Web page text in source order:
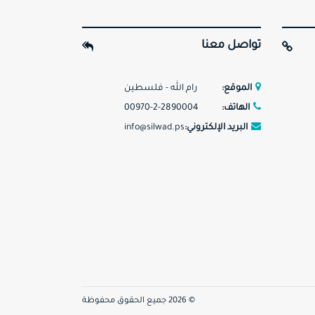
تواصل معنا
الموقع:
رام الله - فلسطين
الهاتف:
00970-2-2890004
البريد الإلكتروني:info@silwad.ps
©
2026 جميع الحقوق محفوظة